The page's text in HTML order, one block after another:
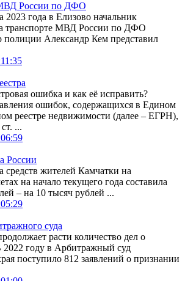
России по ДФО
2023 года в Елизово начальник
транспорте МВД России по ДФО
полиции Александр Кем представил
ошибка и как её исправить?
ошибок, содержащихся в Едином
реестре недвижимости (далее – ЕГРН),
...
России
средств жителей Камчатки на
на начало текущего года составила
– на 10 тысяч рублей ...
суда
расти количество дел о
2022 году в Арбитражный суд
поступило 812 заявлений о признании